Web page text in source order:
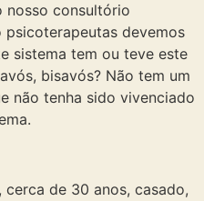
nosso consultório
devemos
sistema tem ou teve este
bisavós? Não tem um
não tenha sido vivenciado
de 30 anos, casado,